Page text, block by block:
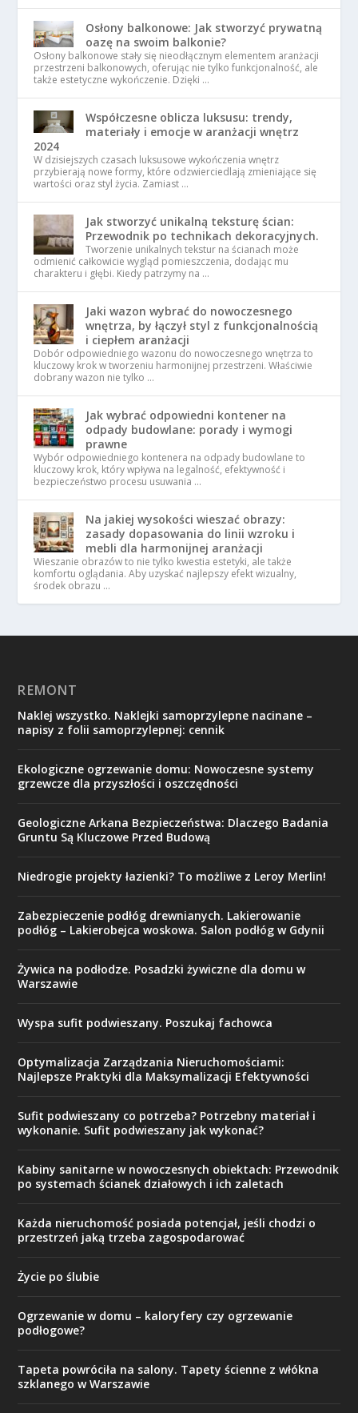
Osłony balkonowe: Jak stworzyć prywatną
oazę na swoim balkonie?
Osłony balkonowe stały się nieodłącznym elementem aranżacji
przestrzeni balkonowych, oferując nie tylko funkcjonalność, ale
także estetyczne wykończenie. Dzięki …
Współczesne oblicza luksusu: trendy,
materiały i emocje w aranżacji wnętrz
2024
W dzisiejszych czasach luksusowe wykończenia wnętrz
przybierają nowe formy, które odzwierciedlają zmieniające się
wartości oraz styl życia. Zamiast …
Jak stworzyć unikalną teksturę ścian:
Przewodnik po technikach dekoracyjnych.
Tworzenie unikalnych tekstur na ścianach może
odmienić całkowicie wygląd pomieszczenia, dodając mu
charakteru i głębi. Kiedy patrzymy na …
Jaki wazon wybrać do nowoczesnego
wnętrza, by łączył styl z funkcjonalnością
i ciepłem aranżacji
Dobór odpowiedniego wazonu do nowoczesnego wnętrza to
kluczowy krok w tworzeniu harmonijnej przestrzeni. Właściwie
dobrany wazon nie tylko …
Jak wybrać odpowiedni kontener na
odpady budowlane: porady i wymogi
prawne
Wybór odpowiedniego kontenera na odpady budowlane to
kluczowy krok, który wpływa na legalność, efektywność i
bezpieczeństwo procesu usuwania …
Na jakiej wysokości wieszać obrazy:
zasady dopasowania do linii wzroku i
mebli dla harmonijnej aranżacji
Wieszanie obrazów to nie tylko kwestia estetyki, ale także
komfortu oglądania. Aby uzyskać najlepszy efekt wizualny,
środek obrazu …
REMONT
Naklej wszystko. Naklejki samoprzylepne nacinane –
napisy z folii samoprzylepnej: cennik
Ekologiczne ogrzewanie domu: Nowoczesne systemy
grzewcze dla przyszłości i oszczędności
Geologiczne Arkana Bezpieczeństwa: Dlaczego Badania
Gruntu Są Kluczowe Przed Budową
Niedrogie projekty łazienki? To możliwe z Leroy Merlin!
Zabezpieczenie podłóg drewnianych. Lakierowanie
podłóg – Lakierobejca woskowa. Salon podłóg w Gdynii
Żywica na podłodze. Posadzki żywiczne dla domu w
Warszawie
Wyspa sufit podwieszany. Poszukaj fachowca
Optymalizacja Zarządzania Nieruchomościami:
Najlepsze Praktyki dla Maksymalizacji Efektywności
Sufit podwieszany co potrzeba? Potrzebny materiał i
wykonanie. Sufit podwieszany jak wykonać?
Kabiny sanitarne w nowoczesnych obiektach: Przewodnik
po systemach ścianek działowych i ich zaletach
Każda nieruchomość posiada potencjał, jeśli chodzi o
przestrzeń jaką trzeba zagospodarować
Życie po ślubie
Ogrzewanie w domu – kaloryfery czy ogrzewanie
podłogowe?
Tapeta powróciła na salony. Tapety ścienne z włókna
szklanego w Warszawie